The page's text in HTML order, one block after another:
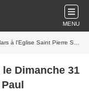
MENU
Saint Pierre Saint Paul
Dimanche 31